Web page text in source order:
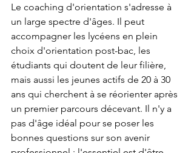
Le coaching d'orientation s'adresse à
un large spectre d'âges. Il peut
accompagner les lycéens en plein
choix d'orientation post-bac, les
étudiants qui doutent de leur filière,
mais aussi les jeunes actifs de 20 à 30
ans qui cherchent à se réorienter après
un premier parcours décevant. Il n'y a
pas d'âge idéal pour se poser les
bonnes questions sur son avenir